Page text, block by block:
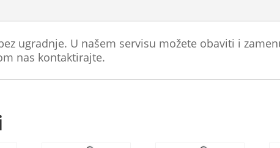
ugradnje. U našem servisu možete obaviti i
nas kontaktirajte.